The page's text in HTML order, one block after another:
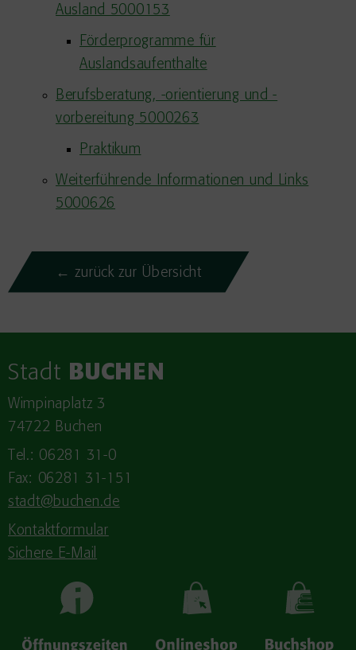
Ausland 5000153
Förderprogramme für
Auslandsaufenthalte
Berufsberatung, -orientierung und -
vorbereitung 5000263
Praktikum
Weiterführende Informationen und Links
5000626
← zurück zur Übersicht
Stadt BUCHEN
Wimpinaplatz 3
74722 Buchen
Tel.: 06281 31-0
Fax: 06281 31-151
stadt@buchen.de
Kontaktformular
Sichere E-Mail